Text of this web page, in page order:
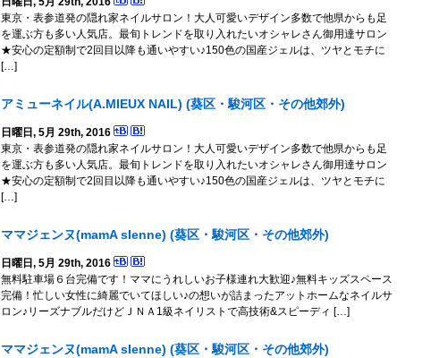
東京・表参道発の隠れ家ネイルサロン！大人可愛いデザイン多数で他県からも足
を運ぶ方も多い人気店。最旬トレンドを取り入れたいオシャレさん御用達サロン
★安心の定額制で2回目以降も通いやすい♪150色の国産ジェルは、ツヤとモチに
[…]
アミューネイル(A.MIEUX NAIL) (葵区・駿河区・その他郊外)
日曜日, 5月 29th, 2016
東京・表参道発の隠れ家ネイルサロン！大人可愛いデザイン多数で他県からも足
を運ぶ方も多い人気店。最旬トレンドを取り入れたいオシャレさん御用達サロン
★安心の定額制で2回目以降も通いやすい♪150色の国産ジェルは、ツヤとモチに
[…]
ママジェンヌ(mamA sIenne) (葵区・駿河区・その他郊外)
日曜日, 5月 29th, 2016
無料駐車場６台完備です！ママにうれしいお子様連れ大歓迎♪無料キッズスペース
完備！忙しい女性に綺麗でいてほしい♪の想いが詰まったアットホームなネイルサ
ロン♪リーズナブルだけどＪＮＡ1級ネイリストで高技術&スピーディ […]
ママジェンヌ(mamA sIenne) (葵区・駿河区・その他郊外)